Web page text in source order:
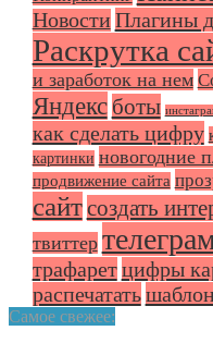
Новости Плагины
Раскрутка
и заработок на нем
Яндекс боты
как сделать цифру
картинки новогодние
продвижение сайта
сайтсоздать
твиттер
трафарет цифры
распечатать
Самое свежее: